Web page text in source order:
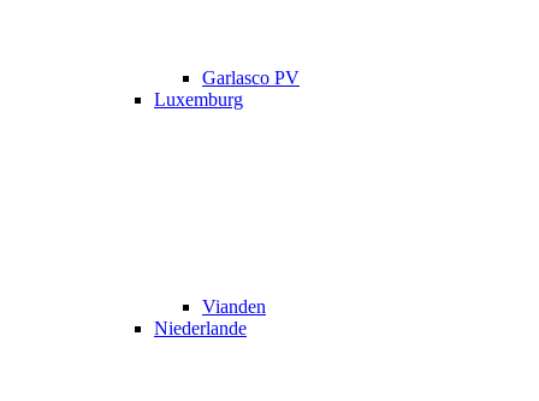
Garlasco PV
Luxemburg
Vianden
Niederlande